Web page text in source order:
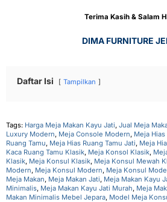
Terima Kasih & Salam
DIMA FURNITURE
Daftar Isi Tampilkan
Tags: Harga Meja Makan Kayu Jati, Jual Meja
Luxury Modern, Meja Console Modern, Meja
Ruang Tamu, Meja Hias Ruang Tamu Jati, Meja
Kaca Ruang Tamu Klasik, Meja Konsol Klasik,
Klasik, Meja Konsul Klasik, Meja Konsul Mewah
Modern, Meja Konsul Modern, Meja Konsul
Meja Makan, Meja Makan Jati, Meja Makan Kayu
Minimalis, Meja Makan Kayu Jati Murah, Meja
Makan Minimalis Mebel Jepara, Model Meja